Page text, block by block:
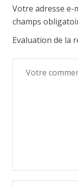
Votre adresse e-
champs
Evaluation de la